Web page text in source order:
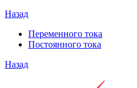
Назад
Переменного тока
Постоянного тока
Назад